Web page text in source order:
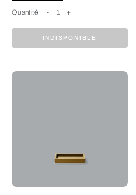
Quantité - 1 +
INDISPONIBLE